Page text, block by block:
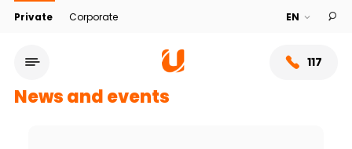
Private Corporate
117
News and events